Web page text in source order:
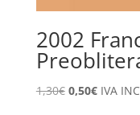
2002
1,30€ El
0,50€ElIVA